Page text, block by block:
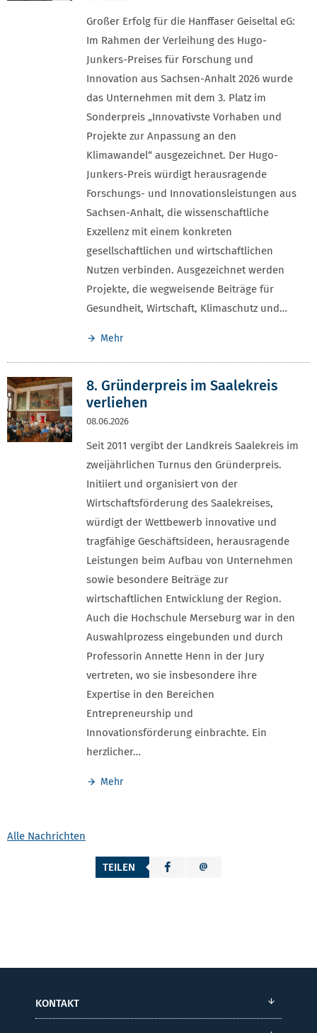
Großer Erfolg für die Hanffaser Geiseltal eG:
Im Rahmen der Verleihung des Hugo-
Junkers-Preises für Forschung und
Innovation aus Sachsen-Anhalt 2026 wurde
das Unternehmen mit dem 3. Platz im
Sonderpreis „Innovativste Vorhaben und
Projekte zur Anpassung an den
Klimawandel“ ausgezeichnet. Der Hugo-
Junkers-Preis würdigt herausragende
Forschungs- und Innovationsleistungen aus
Sachsen-Anhalt, die wissenschaftliche
Exzellenz mit einem konkreten
gesellschaftlichen und wirtschaftlichen
Nutzen verbinden. Ausgezeichnet werden
Projekte, die wegweisende Beiträge für
Gesundheit, Wirtschaft, Klimaschutz und…
Mehr
8. Gründerpreis im Saalekreis
verliehen
08.06.2026
Seit 2011 vergibt der Landkreis Saalekreis im
zweijährlichen Turnus den Gründerpreis.
Initiiert und organisiert von der
Wirtschaftsförderung des Saalekreises,
würdigt der Wettbewerb innovative und
tragfähige Geschäftsideen, herausragende
Leistungen beim Aufbau von Unternehmen
sowie besondere Beiträge zur
wirtschaftlichen Entwicklung der Region.
Auch die Hochschule Merseburg war in den
Auswahlprozess eingebunden und durch
Professorin Annette Henn in der Jury
vertreten, wo sie insbesondere ihre
Expertise in den Bereichen
Entrepreneurship und
Innovationsförderung einbrachte. Ein
herzlicher…
Mehr
Alle Nachrichten
TEILEN
KONTAKT